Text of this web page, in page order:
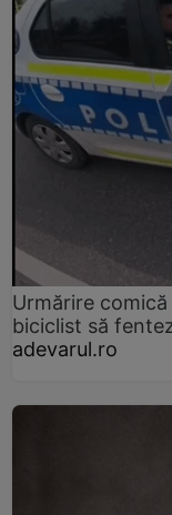
Urmărire
biciclist să
adevarul.ro